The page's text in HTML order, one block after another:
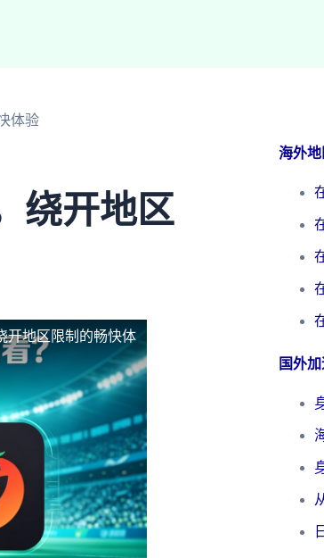
体验
绕开地区
开地区限制的畅快体
海外地
国外